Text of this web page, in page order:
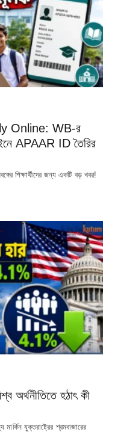
Online: WB-র
APAAR ID তৈরির
জন্য একটি বড় খবর!
হঠাৎ কী
যুক্তরাষ্ট্রের শ্রমবাজারের